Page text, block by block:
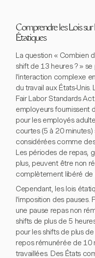
Comprendre les Lois sur
Étatiques
La question « Combien
shift de 13 heures ? »
l'interaction complexe
du travail aux États-
Fair Labor Standards
employeurs fournissent
pour les employés
courtes (5 à 20
considérées comme
Les périodes de repas,
plus, peuvent être non
complètement libéré de
Cependant, les lois
l'imposition des pauses.
une pause repas non
shifts de plus de 5
pour les shifts de plus
repos rémunérée de 10
travaillées. Des États